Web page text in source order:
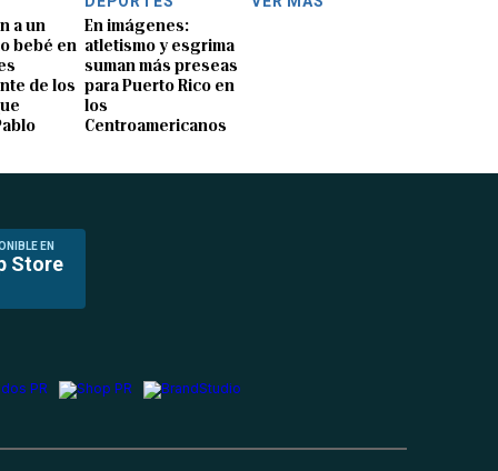
a un
bebé en
de los
En imágenes:
atletismo y esgrima
suman más preseas
para Puerto Rico en
los
Centroamericanos
EN
Store